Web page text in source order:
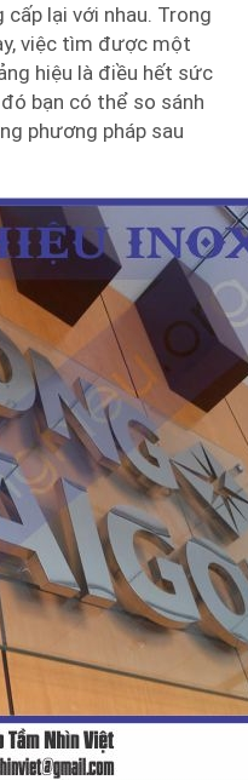
cấp lại với nhau. Trong
việc tìm được một
hiệu là điều hết sức
bạn có thể so sánh
phương pháp sau